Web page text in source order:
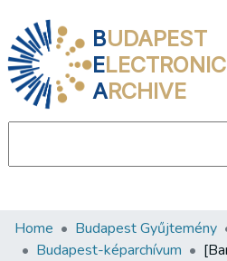
BUDAPEST
ELECTRONIC
ARCHIVE
Communities & Collections
Home Budapest Gyűjtemény
Budapest-képarchívum